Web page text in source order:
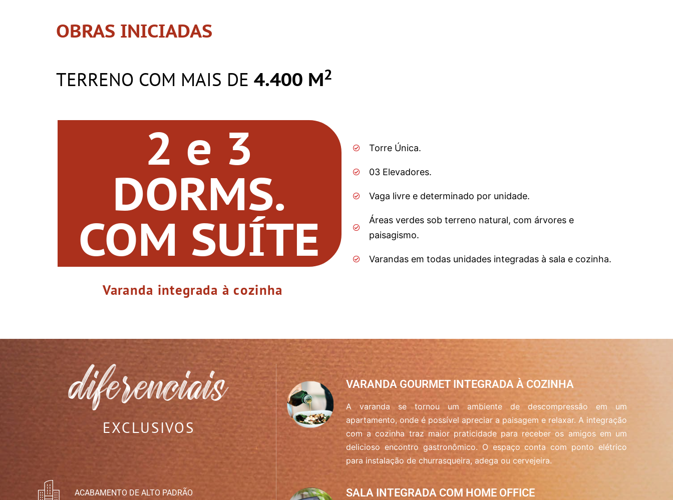
OBRAS INICIADAS
TERRENO COM MAIS DE 4.400 M2
2 e 3
DORMS.
COM SUÍTE
Varanda integrada à cozinha
Torre Única.
03 Elevadores.
Vaga livre e determinado por unidade.
Áreas verdes sob terreno natural, com árvores e
paisagismo.
Varandas em todas unidades integradas à sala e cozinha.
EXCLUSIVOS
ACABAMENTO DE ALTO PADRÃO
VARANDA GOURMET INTEGRADA À COZINHA
A varanda se tornou um ambiente de descompressão em um
apartamento, onde é possível apreciar a paisagem e relaxar. A integração
com a cozinha traz maior praticidade para receber os amigos em um
delicioso encontro gastronômico. O espaço conta com ponto elétrico
para instalação de churrasqueira, adega ou cervejeira.
SALA INTEGRADA COM HOME OFFICE